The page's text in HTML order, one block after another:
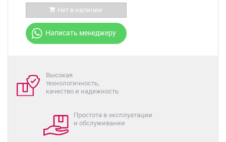
Нет в наличии
Написать менеджеру
Высокая
технологичность,
качество и надежность
Простота в эксплуатации
и обслуживании